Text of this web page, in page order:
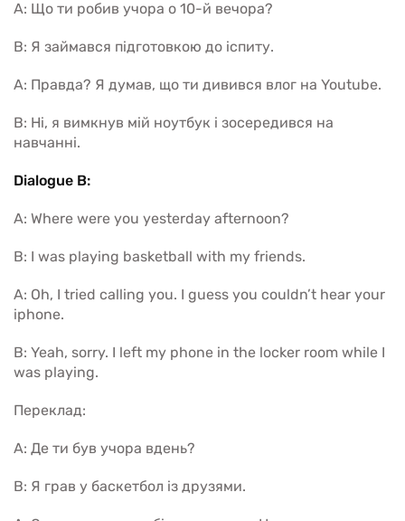
A: Що ти робив учора о 10-й вечора?
B: Я займався підготовкою до іспиту.
A: Правда? Я думав, що ти дивився влог на Youtube.
B: Ні, я вимкнув мій ноутбук і зосередився на
навчанні.
Dialogue B:
A: Where were you yesterday afternoon?
B: I was playing basketball with my friends.
A: Oh, I tried calling you. I guess you couldn’t hear your
iphone.
B: Yeah, sorry. I left my phone in the locker room while I
was playing.
Переклад:
A: Де ти був учора вдень?
B: Я грав у баскетбол із друзями.